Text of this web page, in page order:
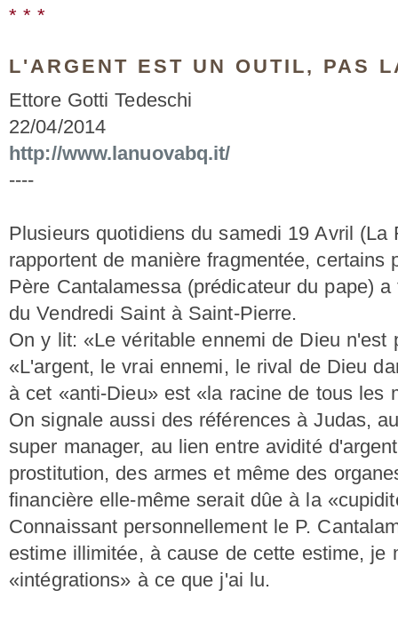
* * *
L'ARGENT EST UN OUTIL, PAS
Ettore Gotti Tedeschi
22/04/2014
http://www.lanuovabq.it/
----
Plusieurs quotidiens du samedi 19 Avril (La
rapportent de manière fragmentée, certains
Père Cantalamessa (prédicateur du pape)
du Vendredi Saint à Saint-Pierre.
On y lit: «Le véritable ennemi de Dieu n'est
«L'argent, le vrai ennemi, le rival de Dieu
à cet «anti-Dieu» est «la racine de tous les
On signale aussi des références à Judas,
super manager, au lien entre avidité
prostitution, des armes et même des
financière elle-même serait dûe à la
Connaissant personnellement le P.
estime illimitée, à cause de cette estime, je
«intégrations» à ce que j'ai lu.